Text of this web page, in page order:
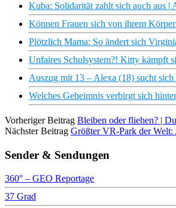
Kuba: Solidarität zahlt sich auch aus |
Können Frauen sich von ihrem
Plötzlich Mama: So ändert sich
Unfaires Schulsystem?! Kitty kämpft
Auszug mit 13 – Alexa (18) sucht
Welches Geheimnis verbirgt sich
Vorheriger Beitrag Bleiben oder fliehen? |
Nächster Beitrag Größter VR-Park der Welt:
Sender & Sendungen
360° – GEO Reportage
37 Grad